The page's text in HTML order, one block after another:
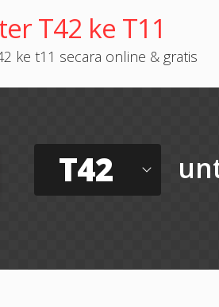
T42 ke T11
ke t11 secara online & gratis
T42